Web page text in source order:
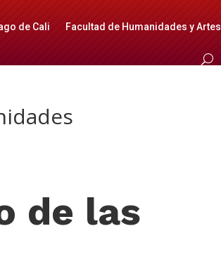
de Cali Facultad de Humanidades y Artes
de las